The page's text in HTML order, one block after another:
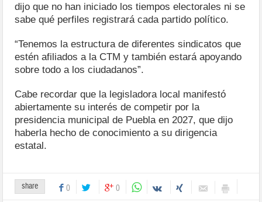
dijo que no han iniciado los tiempos electorales ni se
sabe qué perfiles registrará cada partido político.
“Tenemos la estructura de diferentes sindicatos que
estén afiliados a la CTM y también estará apoyando
sobre todo a los ciudadanos”.
Cabe recordar que la legisladora local manifestó
abiertamente su interés de competir por la
presidencia municipal de Puebla en 2027, que dijo
haberla hecho de conocimiento a su dirigencia
estatal.
share 0 0